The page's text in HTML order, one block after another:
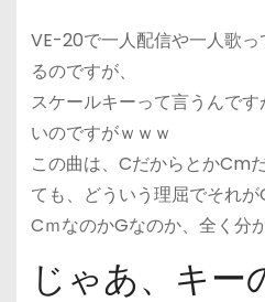
VE-20で一人配信や一人歌
るのですが、
スケールキーって言うんで
いのですがｗｗｗ
この曲は、CだからとかCm
ても、どういう理屈でそれが
CｍなのかGなのか、全く分
じゃあ、キー